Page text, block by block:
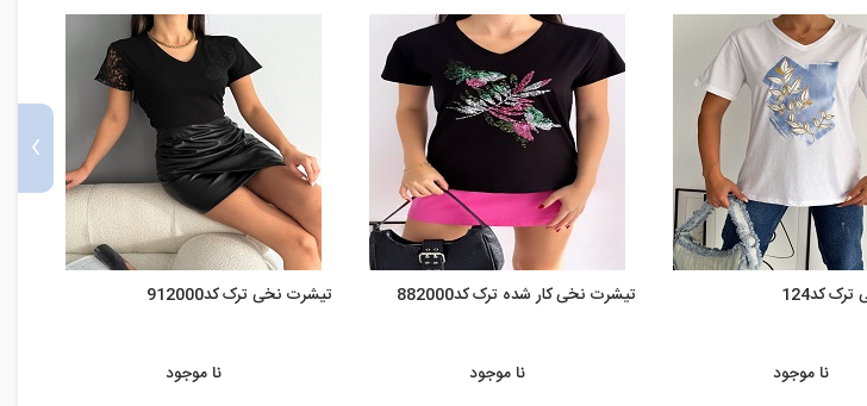
کد124
نا موجود
تیشرت نخی کار شده ترک کد882000
نا موجود
تیشرت نخی ترک کد912000
نا موجود
›